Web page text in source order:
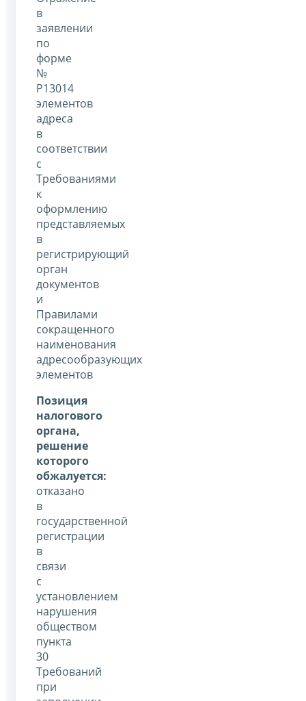
в
заявлении
по
форме
№
Р13014
элементов
адреса
в
соответствии
с
Требованиями
к
оформлению
представляемых
в
регистрирующий
орган
документов
и
Правилами
сокращенного
наименования
адресообразующих
элементов
Позиция
налогового
органа,
решение
которого
обжалуется:
отказано
в
государственной
регистрации
в
связи
с
установлением
нарушения
обществом
пункта
30
Требований
при